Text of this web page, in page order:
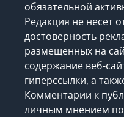
обязательной
Редакция не несет
достоверность
размещенных на
содержание веб-
гиперссылки, а
Комментарии к
личным мнением